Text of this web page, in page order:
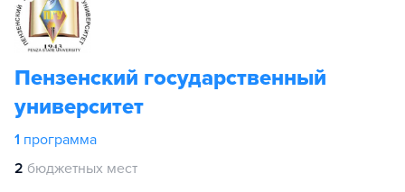
Пензенский государственный
университет
1 программа
2 бюджетных мест